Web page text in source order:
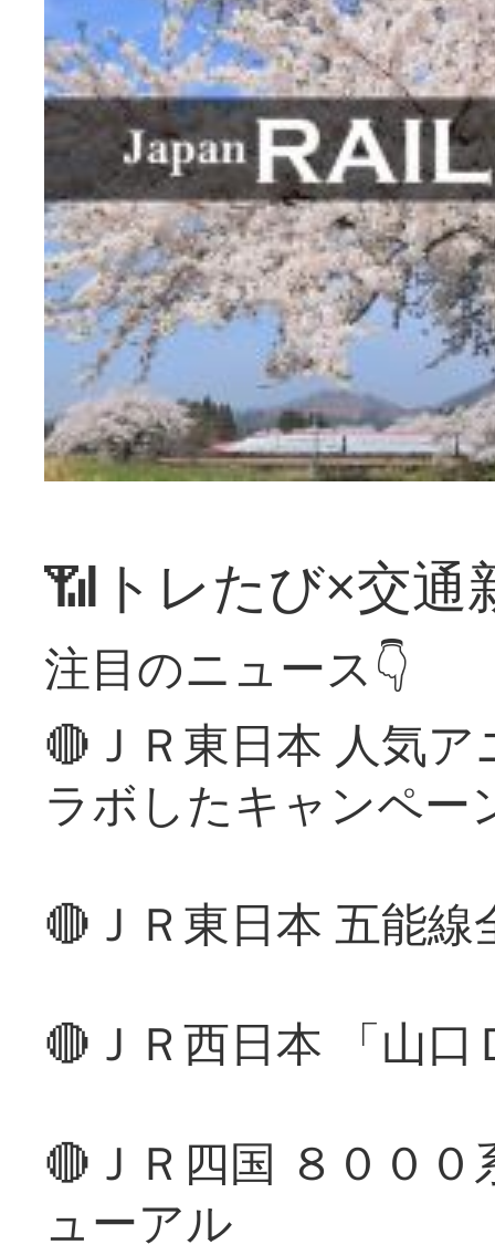
📶トレたび×交通
注目のニュース👇
🔴ＪＲ東日本 人気
ラボしたキャンペー
🔴ＪＲ東日本 五能
🔴ＪＲ西日本 「山
🔴ＪＲ四国 ８００
ューアル